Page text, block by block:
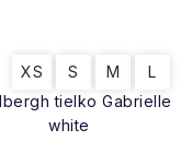
tielko Gabrielle
white
XS S M L